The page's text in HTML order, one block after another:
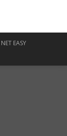
NET EASY